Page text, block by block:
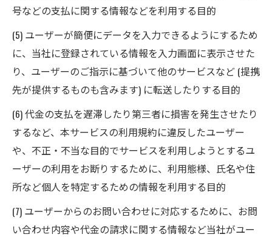
号などの支払に関する情報などを利用する目的
(5) ユーザーが簡便にデータを入力できるようにするため
に、当社に登録されている情報を入力画面に表示させた
り、ユーザーのご指示に基づいて他のサービスなど (提携
先が提供するものも含みます) に転送したりする目的
(6) 代金の支払を遅滞したり第三者に損害を発生させたり
するなど、本サービスの利用規約に違反したユーザー
や、不正・不当な目的でサービスを利用しようとするユ
ーザーの利用をお断りするために、利用態様、氏名や住
所など個人を特定するための情報を利用する目的
(7) ユーザーからのお問い合わせに対応するために、お問
い合わせ内容や代金の請求に関する情報など当社がユー